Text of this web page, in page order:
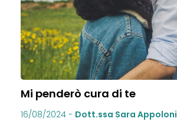
Mi penderò cura di te
16/08/2024 - Dott.ssa Sara Appoloni